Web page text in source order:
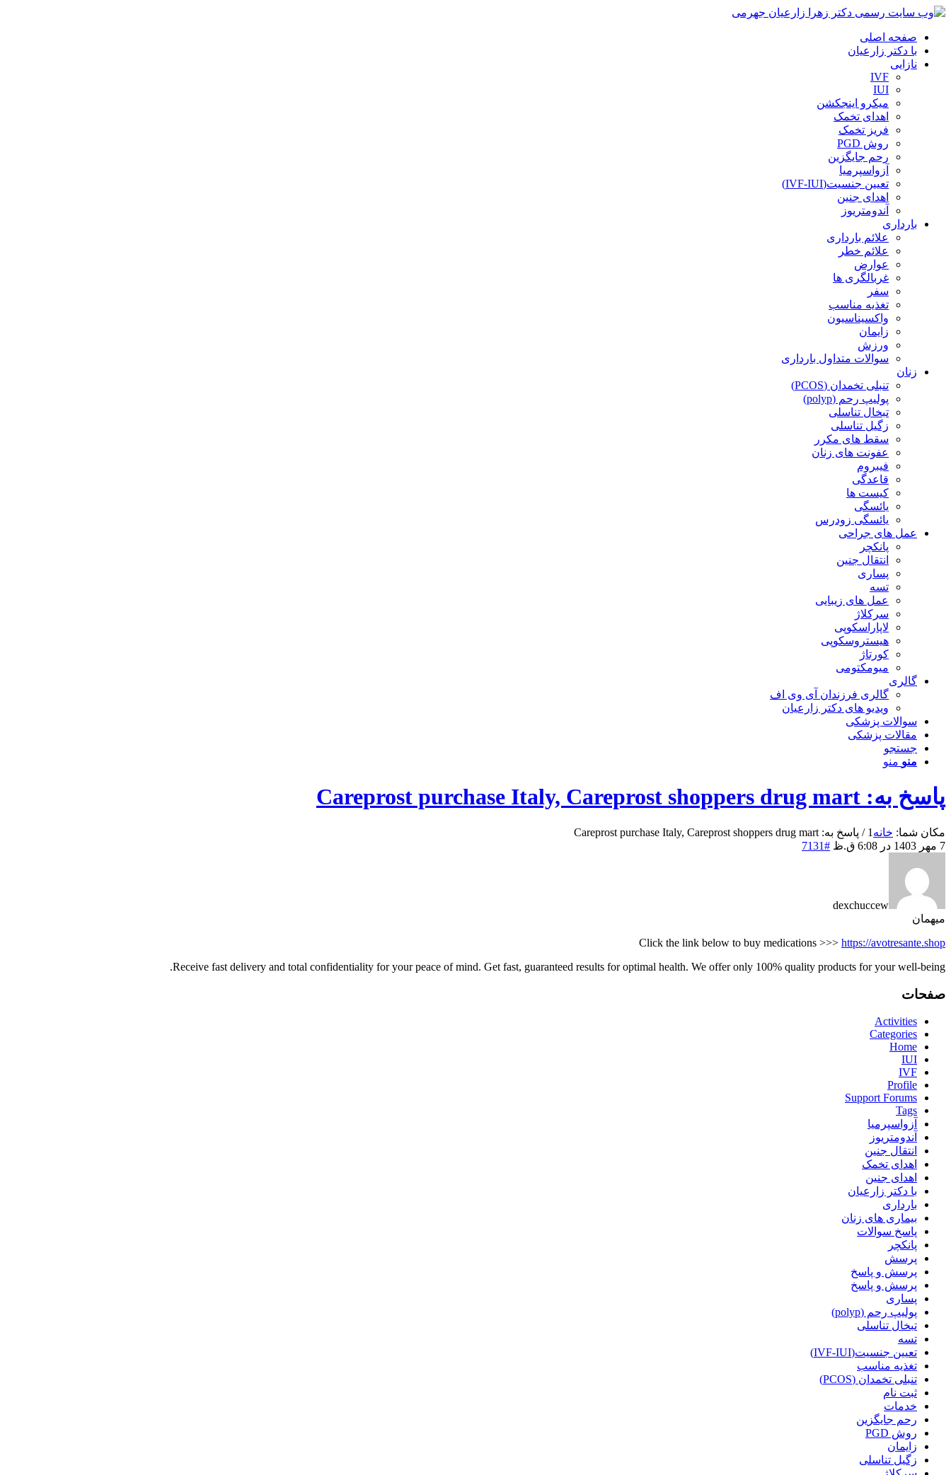
صفحه اصلی
با دکتر زارعیان
نازایی
IVF
IUI
میکرو اینجکشن
اهدای تخمک
فریز تخمک
روش PGD
رحم جایگزین
آزواسپرمیا
تعیین جنسیت(IVF-IUI)
اهدای جنین
آندومتریوز
بارداری
علائم بارداری
علائم خطر
عوارض
غربالگری ها
سفر
تغذیه مناسب
واکسیناسیون
زایمان
ورزش
سوالات متداول بارداری
زنان
تنبلی تخمدان (PCOS)
پولیپ رحم (polyp)
تبخال تناسلی
زگیل تناسلی
سقط های مکرر
عفونت های زنان
فیبروم
قاعدگی
کیست ها
یائسگی
یائسگی زودرس
عمل های جراحی
پانکچر
انتقال جنین
پساری
تسه
عمل های زیبایی
سرکلاژ
لاپاراسکوپی
هیستروسکوپی
کورتاژ
میومکتومی
گالری
گالری فرزندان آی وی اف
ویدیو های دکتر زارعیان
سوالات پزشکی
مقالات پزشکی
جستجو
منو منو
پاسخ به: Careprost purchase Italy, Careprost shoppers drug mart
مکان شما: خانه 1
/ پاسخ به: Careprost purchase Italy, Careprost shoppers drug mart
7 مهر 1403 در 6:08 ق.ظ
#7131
dexchuccew
میهمان
Click the link below to buy medications >>> https://avotresante.shop
Receive fast delivery and total confidentiality for your peace of mind. Get fast, guaranteed results for optimal health. We offer only 100% quality products for your well-being.
صفحات
Activities
Categories
Home
IUI
IVF
Profile
Support Forums
Tags
آزواسپرمیا
آندومتریوز
انتقال جنین
اهدای تخمک
اهدای جنین
با دکتر زارعیان
بارداری
بیماری های زنان
پاسخ سوالات
پانکچر
پرسش
پرسش و پاسخ
پرسش و پاسخ
پساری
پولیپ رحم (polyp)
تبخال تناسلی
تسه
تعیین جنسیت(IVF-IUI)
تغذیه مناسب
تنبلی تخمدان (PCOS)
ثبت نام
خدمات
رحم جایگزین
روش PGD
زایمان
زگیل تناسلی